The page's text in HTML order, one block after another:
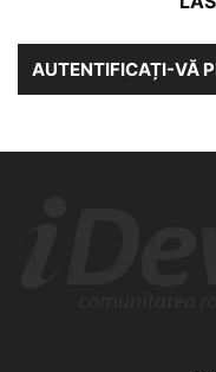
AUTENTIFICAȚI-VĂ